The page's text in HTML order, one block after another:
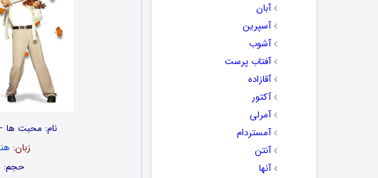
آبان
آسپرین
آشوب
آفتاب پرست
آقازاده
آکتور
آمرلی
آمستردام
آنتن
آنها
نام: محبت ها
زبان:
حجم: 3.3 گیگابایت + 1.7 گیگابایت + 979 مگابایت | امتیاز: 7.1 از 10